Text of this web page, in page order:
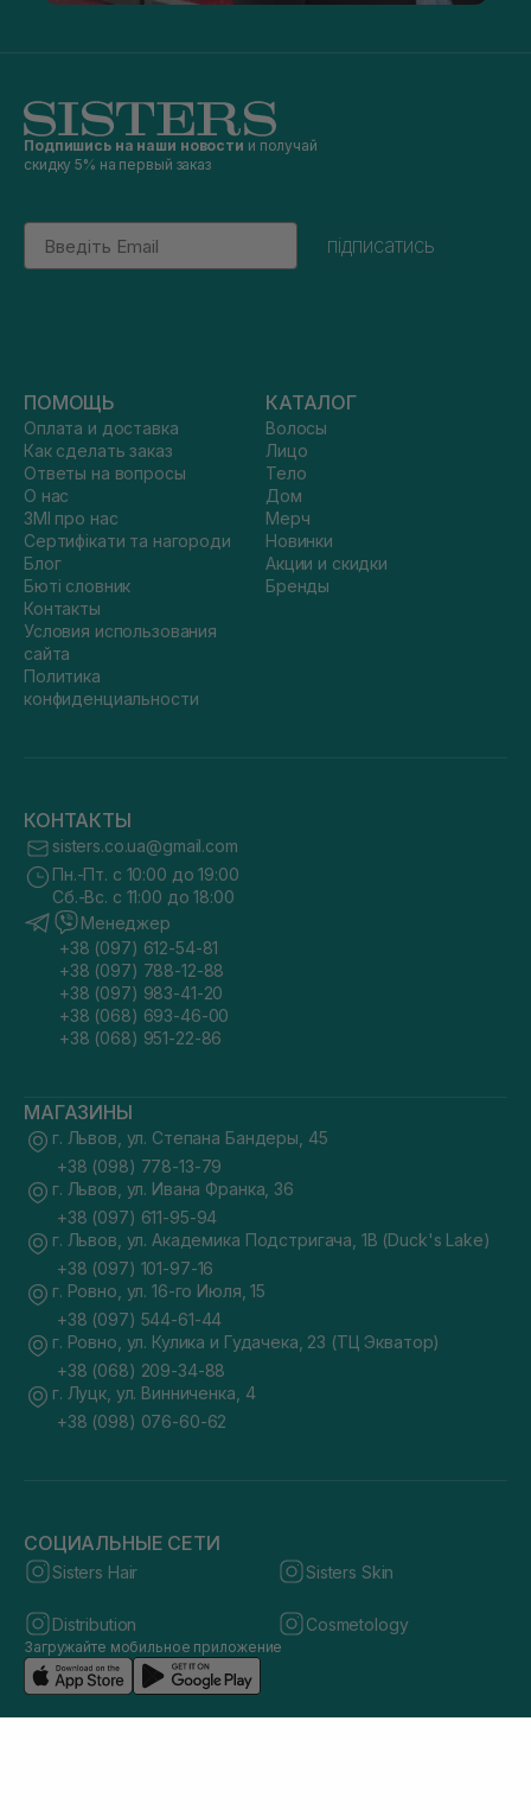
Подпишись на наши новости и получай
скидку 5% на первый заказ
Email
підписатись
ПОМОЩЬ
Оплата и доставка
Как сделать заказ
Ответы на вопросы
О нас
ЗМІ про нас
Сертифікати та нагороди
Блог
Бюті словник
Контакты
Условия использования
сайта
Политика
конфиденциальности
КАТАЛОГ
Волосы
Лицо
Тело
Дом
Мерч
Новинки
Акции и скидки
Бренды
КОНТАКТЫ
sisters.co.ua@gmail.com
Пн.-Пт. с 10:00 до 19:00
Сб.-Вс. с 11:00 до 18:00
Менеджер
+38 (097) 612-54-81
+38 (097) 788-12-88
+38 (097) 983-41-20
+38 (068) 693-46-00
+38 (068) 951-22-86
МАГАЗИНЫ
г. Львов, ул. Степана Бандеры, 45
+38 (098) 778-13-79
г. Львов, ул. Ивана Франка, 36
+38 (097) 611-95-94
г. Львов, ул. Академика Подстригача, 1В (Duck's Lake)
+38 (097) 101-97-16
г. Ровно, ул. 16-го Июля, 15
+38 (097) 544-61-44
г. Ровно, ул. Кулика и Гудачека, 23 (ТЦ Экватор)
+38 (068) 209-34-88
г. Луцк, ул. Винниченка, 4
+38 (098) 076-60-62
СОЦИАЛЬНЫЕ СЕТИ
Sisters Hair Sisters Skin
Distribution Cosmetology
Загружайте мобильное приложение